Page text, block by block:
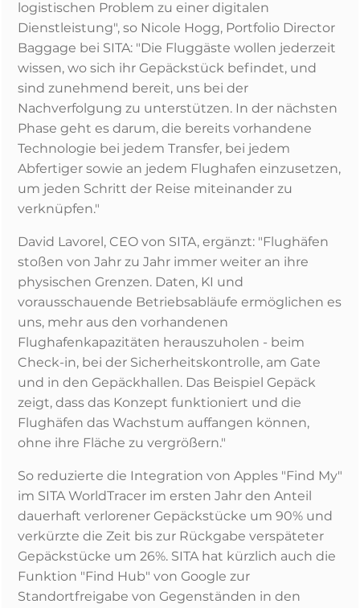
logistischen Problem zu einer digitalen
Dienstleistung", so Nicole Hogg, Portfolio Director
Baggage bei SITA: "Die Fluggäste wollen jederzeit
wissen, wo sich ihr Gepäckstück befindet, und
sind zunehmend bereit, uns bei der
Nachverfolgung zu unterstützen. In der nächsten
Phase geht es darum, die bereits vorhandene
Technologie bei jedem Transfer, bei jedem
Abfertiger sowie an jedem Flughafen einzusetzen,
um jeden Schritt der Reise miteinander zu
verknüpfen."
David Lavorel, CEO von SITA, ergänzt: "Flughäfen
stoßen von Jahr zu Jahr immer weiter an ihre
physischen Grenzen. Daten, KI und
vorausschauende Betriebsabläufe ermöglichen es
uns, mehr aus den vorhandenen
Flughafenkapazitäten herauszuholen - beim
Check-in, bei der Sicherheitskontrolle, am Gate
und in den Gepäckhallen. Das Beispiel Gepäck
zeigt, dass das Konzept funktioniert und die
Flughäfen das Wachstum auffangen können,
ohne ihre Fläche zu vergrößern."
So reduzierte die Integration von Apples "Find My"
im SITA WorldTracer im ersten Jahr den Anteil
dauerhaft verlorener Gepäckstücke um 90% und
verkürzte die Zeit bis zur Rückgabe verspäteter
Gepäckstücke um 26%. SITA hat kürzlich auch die
Funktion "Find Hub" von Google zur
Standortfreigabe von Gegenständen in den